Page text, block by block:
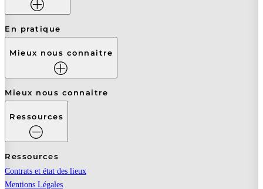
En pratique
Mieux nous connaitre
Mieux nous connaitre
Ressources
Ressources
Contrats et état des lieux
Mentions Légales